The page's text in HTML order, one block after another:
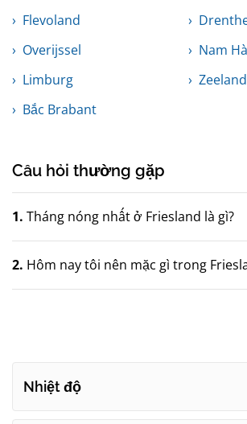
Flevoland
Overijssel
Nam
Limburg
Zeeland
Bắc Brabant
Câu hỏi thường gặp
1. Tháng nóng nhất ở Friesland là gì?
2. Hôm nay tôi nên mặc gì trong
Nhiệt độ